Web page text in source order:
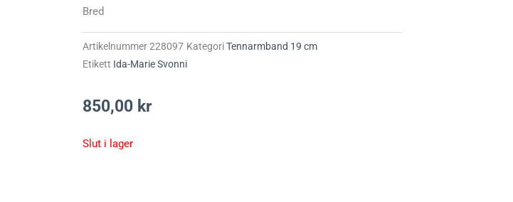
Bred
Artikelnummer228097 KategoriTennarmband 19 cm
Etikett Ida-Marie Svonni
850,00 kr
Slut i lager